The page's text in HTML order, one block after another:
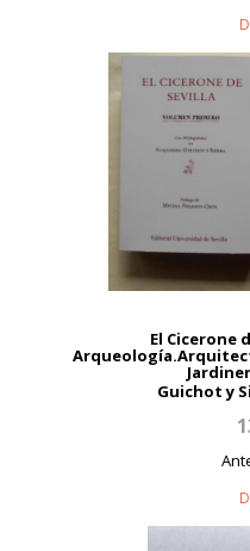
El Cicerone
Guichot y